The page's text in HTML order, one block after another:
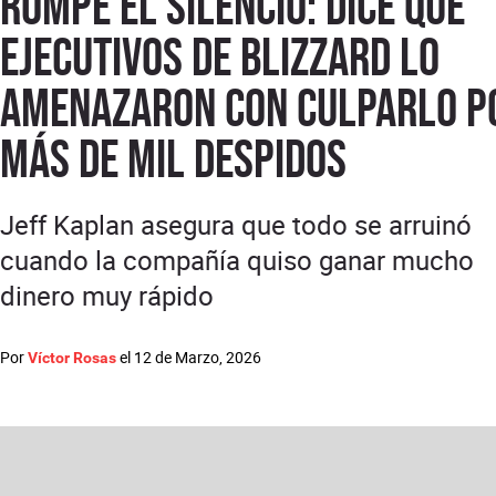
ejecutivos de Blizzard lo
amenazaron con culparlo
más de mil despidos
PorVíctor Rosasel 12 de Marzo, 2026
Jeff Kaplan asegura que todo se arruinó
cuando la compañía quiso ganar mucho
dinero muy rápido